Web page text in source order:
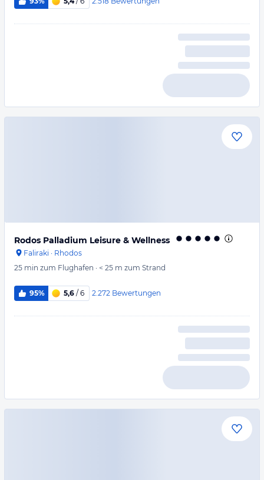
Rodos Palladium Leisure & Wellness
Faliraki · Rhodos
25 min zum Flughafen · < 25 m zum Strand
95% 5,6 / 6 2.272 Bewertungen